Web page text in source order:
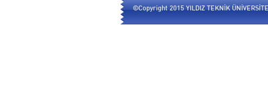
©Copyright 2015 YILDIZ TEKNİK